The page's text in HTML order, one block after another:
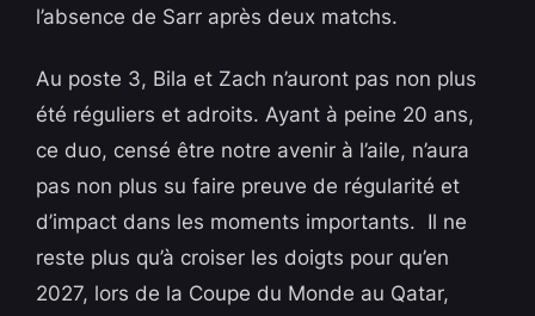
l’absence de Sarr après deux matchs.
Au poste 3, Bila et Zach n’auront pas non plus
été réguliers et adroits. Ayant à peine 20 ans,
ce duo, censé être notre avenir à l’aile, n’aura
pas non plus su faire preuve de régularité et
d’impact dans les moments importants. Il ne
reste plus qu’à croiser les doigts pour qu’en
2027, lors de la Coupe du Monde au Qatar,